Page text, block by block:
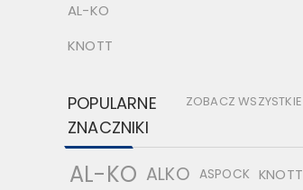
AL-KO
KNOTT
POPULARNE
ZNACZNIKI
AL-KO ALKO ASPOCK KNOTT
ZOBACZ WSZYSTKIE